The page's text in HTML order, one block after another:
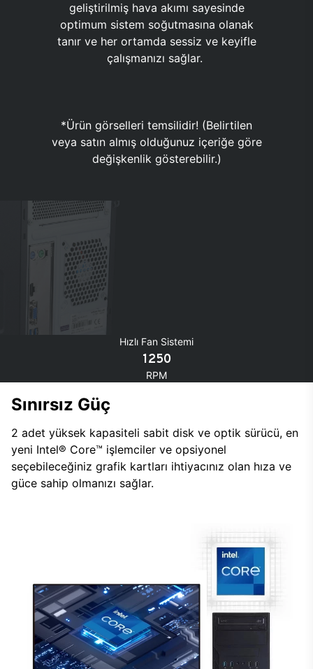
geliştirilmiş hava akımı sayesinde
optimum sistem soğutmasına olanak
tanır ve her ortamda sessiz ve keyifle
çalışmanızı sağlar.
*Ürün görselleri temsilidir! (Belirtilen
veya satın almış olduğunuz içeriğe göre
değişkenlik gösterebilir.)
Hızlı Fan Sistemi
1250
RPM
Sınırsız Güç
2 adet yüksek kapasiteli sabit disk ve optik sürücü, en
yeni Intel® Core™ işlemciler ve opsiyonel
seçebileceğiniz grafik kartları ihtiyacınız olan hıza ve
güce sahip olmanızı sağlar.